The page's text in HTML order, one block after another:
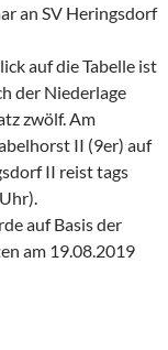
an SV Heringsdorf
auf die Tabelle ist
der Niederlage
zwölf. Am
II (9er) auf
II reist tags
auf Basis der
am 19.08.2019